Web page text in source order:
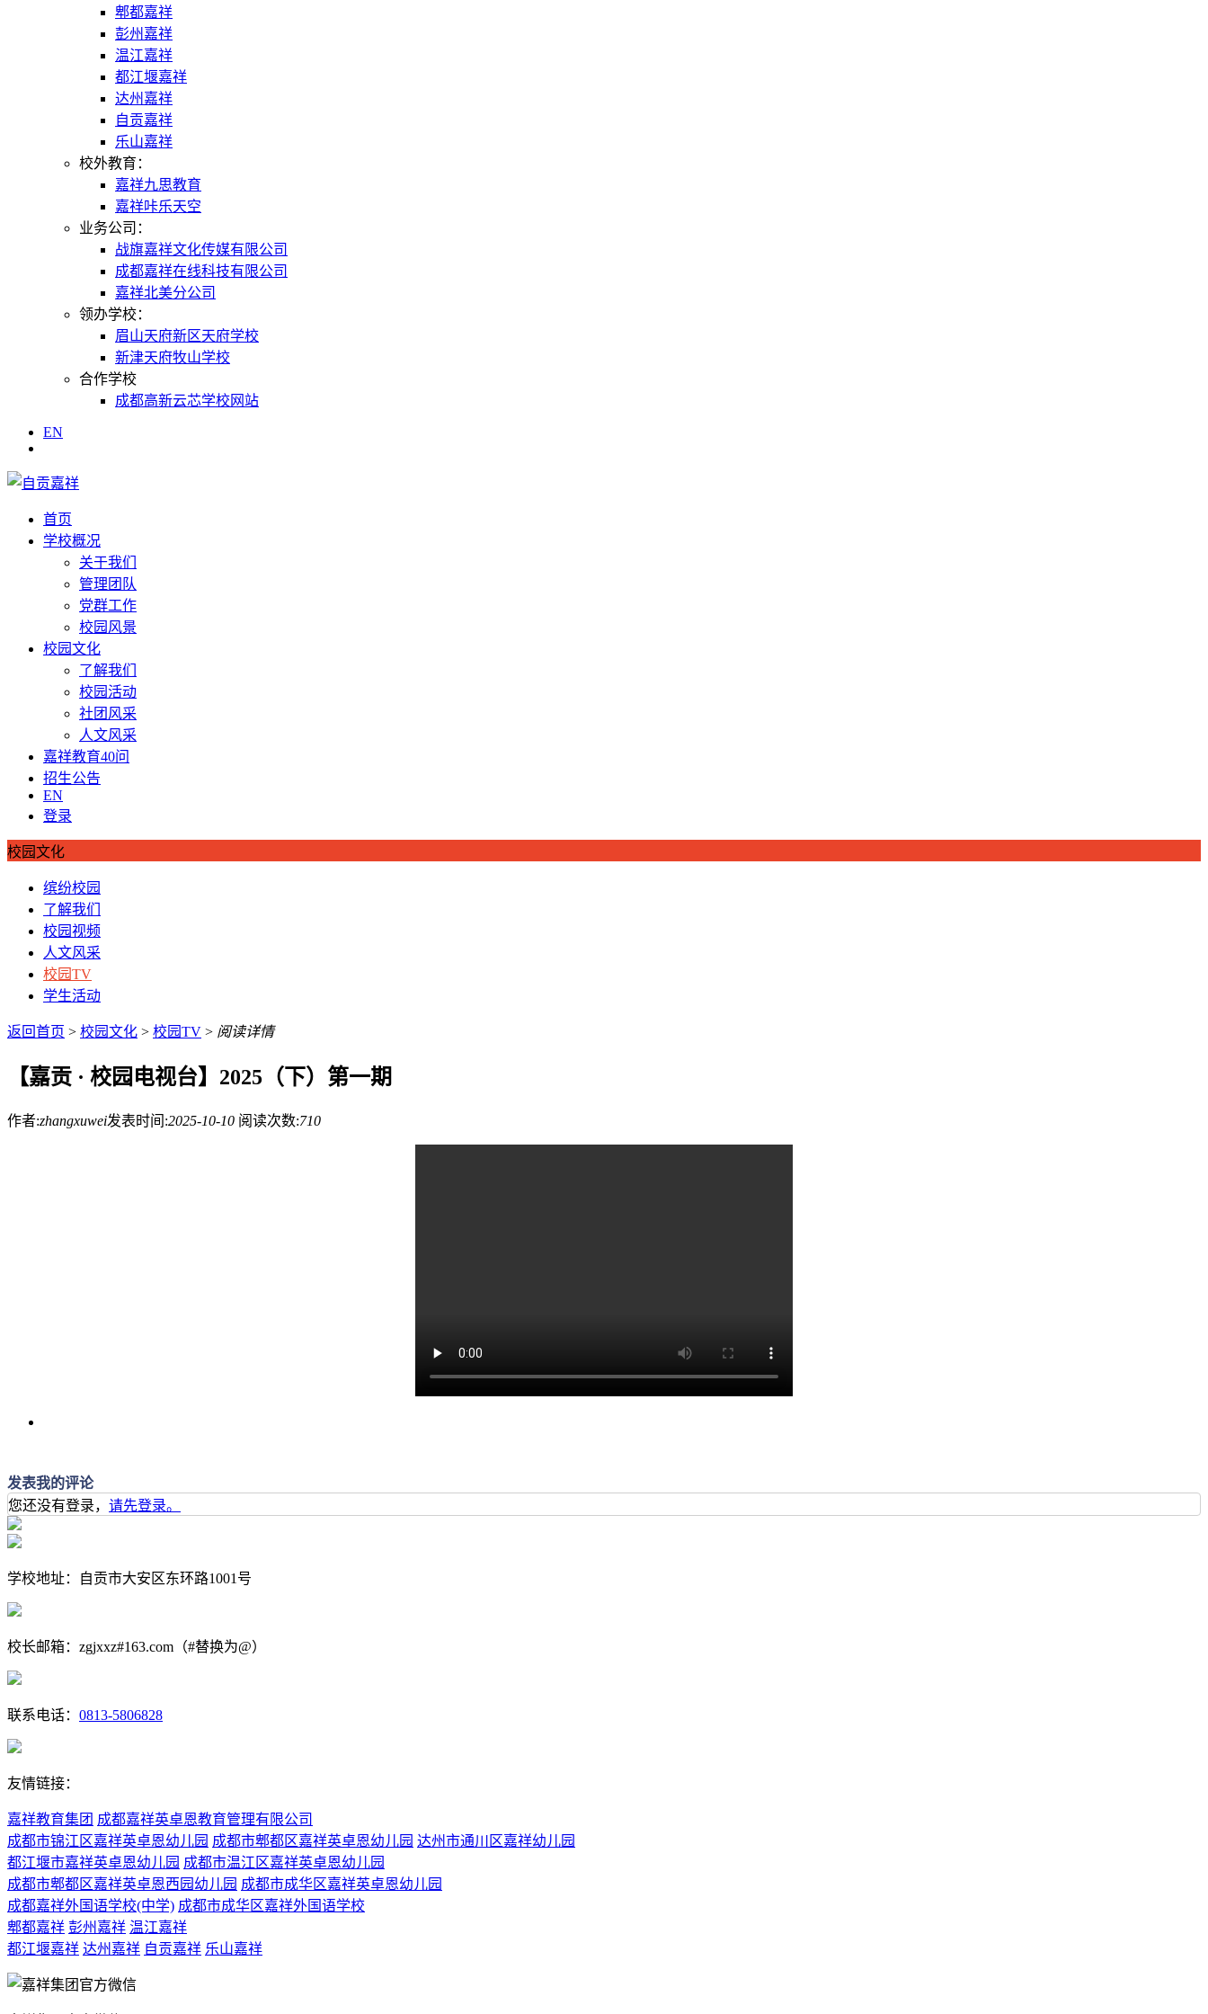
郫都嘉祥
彭州嘉祥
温江嘉祥
都江堰嘉祥
达州嘉祥
自贡嘉祥
乐山嘉祥
校外教育：
嘉祥九思教育
嘉祥咔乐天空
业务公司：
战旗嘉祥文化传媒有限公司
成都嘉祥在线科技有限公司
嘉祥北美分公司
领办学校：
眉山天府新区天府学校
新津天府牧山学校
合作学校
成都高新云芯学校网站
EN
首页
学校概况
关于我们
管理团队
党群工作
校园风景
校园文化
了解我们
校园活动
社团风采
人文风采
嘉祥教育40问
招生公告
EN
登录
校园文化
缤纷校园
了解我们
校园视频
人文风采
校园TV
学生活动
返回首页 > 校园文化 > 校园TV > 阅读详情
【嘉贡 · 校园电视台】2025（下）第一期
作者:zhangxuwei发表时间:2025-10-10 阅读次数:710
发表我的评论
您还没有登录， 请先登录。
学校地址：自贡市大安区东环路1001号
校长邮箱：zgjxxz#163.com（#替换为@）
联系电话： 0813-5806828
友情链接：
嘉祥教育集团 成都嘉祥英卓恩教育管理有限公司
成都市锦江区嘉祥英卓恩幼儿园 成都市郫都区嘉祥英卓恩幼儿园 达州市通川区嘉祥幼儿园
都江堰市嘉祥英卓恩幼儿园 成都市温江区嘉祥英卓恩幼儿园
成都市郫都区嘉祥英卓恩西园幼儿园 成都市成华区嘉祥英卓恩幼儿园
成都嘉祥外国语学校(中学) 成都市成华区嘉祥外国语学校
郫都嘉祥 彭州嘉祥 温江嘉祥
都江堰嘉祥 达州嘉祥 自贡嘉祥 乐山嘉祥